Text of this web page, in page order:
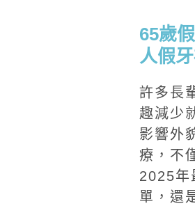
65歲
人假
許多長
趣減少
影響外
療，不
2025年
單，還